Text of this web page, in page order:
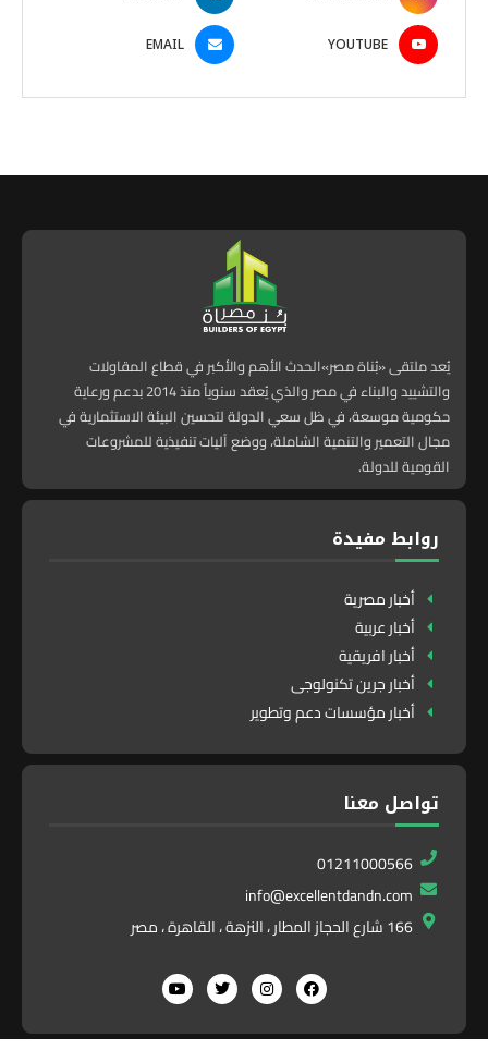
YOUTUBE
EMAIL
يُعد ملتقى «بُناة مصر»الحدث الأهم والأكبر في قطاع المقاولات
والتشييد والبناء في مصر والذي يُعقد سنوياً منذ 2014 بدعم ورعاية
حكومية موسعة، في ظل سعي الدولة لتحسين البيئة الاستثمارية في
مجال التعمير والتنمية الشاملة، ووضع آليات تنفيذية للمشروعات
القومية للدولة.
روابط مفيدة
أخبار مصرية
أخبار عربية
أخبار افريقية
أخبار جرين تكنولوجى
أخبار مؤسسات دعم وتطوير
تواصل معنا
01211000566
info@excellentdandn.com
166 شارع الحجاز المطار ، النزهة ، القاهرة ، مصر